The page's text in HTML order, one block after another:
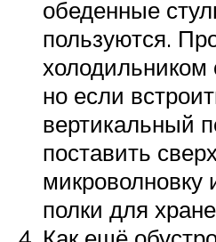
обеденные
пользуются.
холодильником
но если
вертикальный
поставить
микроволновку
полки для